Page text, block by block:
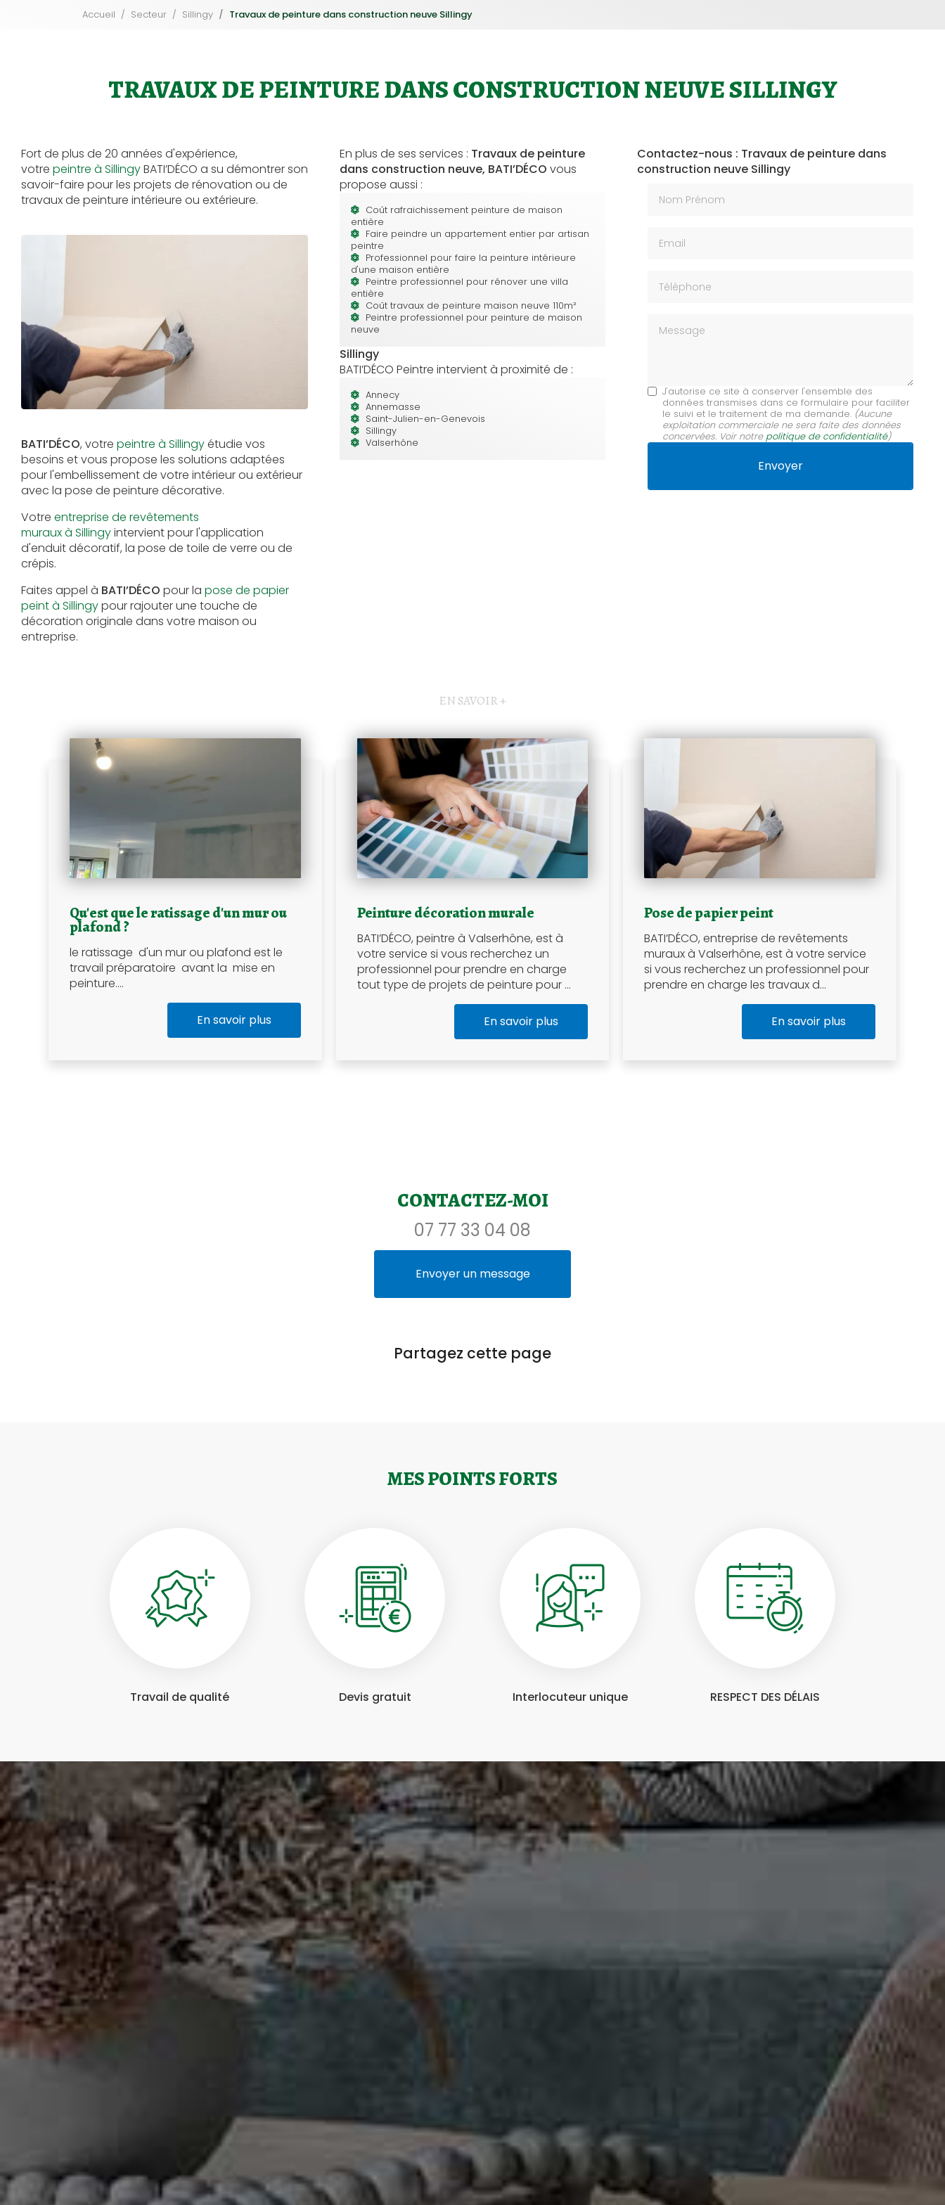
Accueil Secteur Sillingy Travaux de peinture dans construction neuve Sillingy
TRAVAUX DE PEINTURE DANS CONSTRUCTION NEUVE SILLINGY
Fort de plus de 20 années d'expérience,
votre peintre à SillingyBATI’DÉCO a su démontrer son
savoir-faire pour les projets de rénovation ou de
travaux de peinture intérieure ou extérieure.
BATI’DÉCO, votre peintre à Sillingyétudie vos
besoins et vous propose les solutions adaptées
pour l'embellissement de votre intérieur ou extérieur
avec la pose de peinture décorative.
Votre entreprise de revêtements
muraux à Sillingyintervient pour l'application
d'enduit décoratif, la pose de toile de verre ou de
crépis.
Faites appel à BATI’DÉCO pour la pose de papier
peint à Sillingypour rajouter une touche de
décoration originale dans votre maison ou
entreprise.
En plus de ses services : Travaux de peinture
dans construction neuve, BATI’DÉCO vous
propose aussi :
Coût rafraichissement peinture de maison
entière
Faire peindre un appartement entier par artisan
peintre
Professionnel pour faire la peinture intérieure
d'une maison entière
Peintre professionnel pour rénover une villa
entière
Coût travaux de peinture maison neuve 110m²
Peintre professionnel pour peinture de maison
neuve
Sillingy
BATI’DÉCO Peintre intervient à proximité de :
Annecy
Annemasse
Saint-Julien-en-Genevois
Sillingy
Valserhône
Contactez-nous : Travaux de peinture dans
construction neuve Sillingy
J'autorise ce site à conserver l'ensemble des
données transmises dans ce formulaire pour faciliter
le suivi et le traitement de ma demande. (Aucune
exploitation commerciale ne sera faite des données
concervées. Voir notre politique de confidentialité)
EN SAVOIR +
Qu'est que le ratissage d'un mur ou
plafond ?
le ratissage d'un mur ou plafond est le
travail préparatoire avant la mise en
peinture....
En savoir plus
Peinture décoration murale
BATI’DÉCO, peintre à Valserhône, est à
votre service si vous recherchez un
professionnel pour prendre en charge
tout type de projets de peinture pour ...
En savoir plus
Pose de papier peint
BATI’DÉCO, entreprise de revêtements
muraux à Valserhône, est à votre service
si vous recherchez un professionnel pour
prendre en charge les travaux d...
En savoir plus
CONTACTEZ-MOI
07 77 33 04 08
Envoyer un message
Partagez cette page
MES POINTS FORTS
Travail de qualité Devis gratuit Interlocuteur unique RESPECT DES DÉLAIS